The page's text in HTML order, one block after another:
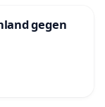
gegen